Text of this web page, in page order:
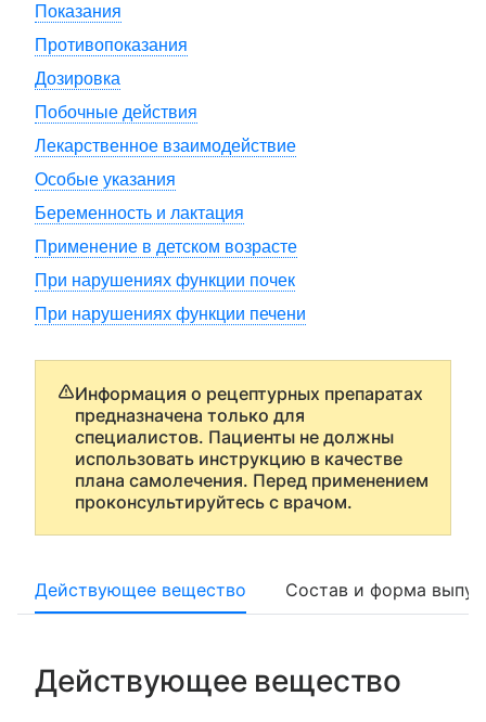
Показания
Противопоказания
Дозировка
Побочные действия
Лекарственное взаимодействие
Особые указания
Беременность и лактация
Применение в детском возрасте
При нарушениях функции почек
При нарушениях функции печени
Информация о рецептурных препаратах
предназначена только для
специалистов. Пациенты не должны
использовать инструкцию в качестве
плана самолечения. Перед применением
проконсультируйтесь с врачом.
Действующее вещество Состав и форма
Действующее вещество